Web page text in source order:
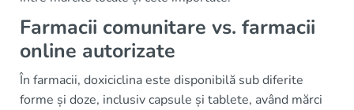
Farmacii comunitare vs. farmacii
online autorizate
În farmacii, doxiciclina este disponibilă sub diferite
forme și doze, inclusiv capsule și tablete, având mărci